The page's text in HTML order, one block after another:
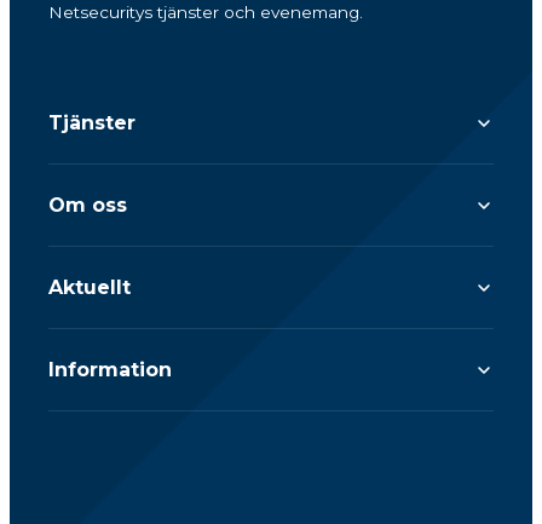
Netsecuritys tjänster och evenemang.
Tjänster
Om oss
Aktuellt
Information